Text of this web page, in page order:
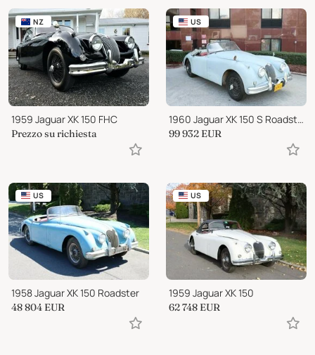
NZ
1959 Jaguar XK 150 FHC
Prezzo su richiesta
US
1960 Jaguar XK 150 S Roadster
99 932 EUR
US
1958 Jaguar XK 150 Roadster
48 804 EUR
US
1959 Jaguar XK 150
62 748 EUR